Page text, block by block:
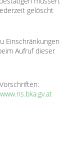
gelöscht
Einschränkungen
Aufruf dieser